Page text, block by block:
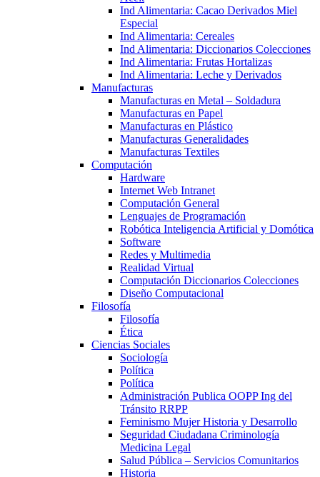
Ind Alimentaria: Cacao Derivados Miel
Especial
Ind Alimentaria: Cereales
Ind Alimentaria: Diccionarios Colecciones
Ind Alimentaria: Frutas Hortalizas
Ind Alimentaria: Leche y Derivados
Manufacturas
Manufacturas en Metal – Soldadura
Manufacturas en Papel
Manufacturas en Plástico
Manufacturas Generalidades
Manufacturas Textiles
Computación
Hardware
Internet Web Intranet
Computación General
Lenguajes de Programación
Robótica Inteligencia Artificial y Domótica
Software
Redes y Multimedia
Realidad Virtual
Computación Diccionarios Colecciones
Diseño Computacional
Filosofía
Filosofía
Ética
Ciencias Sociales
Sociología
Política
Política
Administración Publica OOPP Ing del
Tránsito RRPP
Feminismo Mujer Historia y Desarrollo
Seguridad Ciudadana Criminología
Medicina Legal
Salud Pública – Servicios Comunitarios
Historia